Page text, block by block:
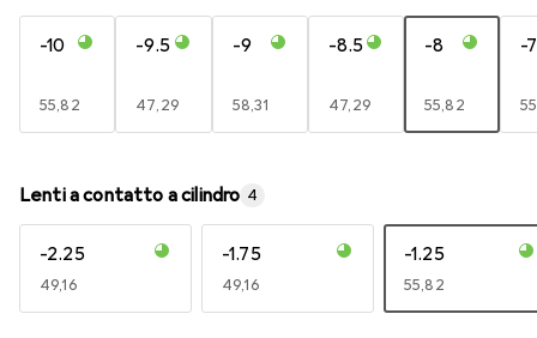
-10
EUR
55,82
-9.5
EUR
47,29
-9
EUR
58,31
-8.5
EUR
47,29
-8
EUR
55,82
-
Lenti a contatto a cilindro 4
-2.25
EUR
49,16
-1.75
EUR
49,16
-1.25
EUR
55,82